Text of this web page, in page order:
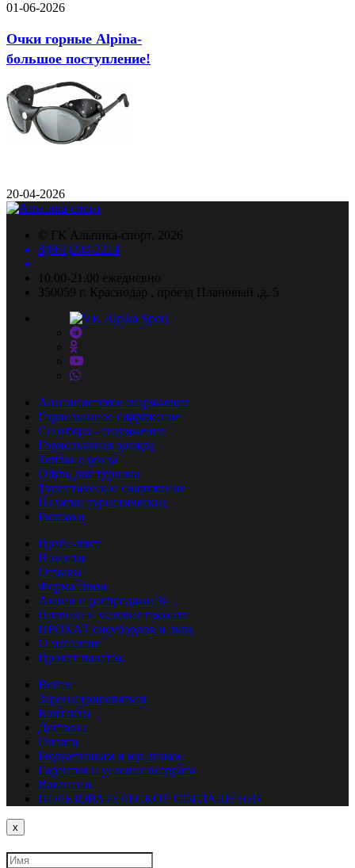
01-06-2026
Очки горные Alpina-
большое поступление!
20-04-2026
© ГК Альпика-спорт, 2026
8(861)204-2214
10.00-21.00 ежедневно
350059 г. Краснодар , проезд Плановый ,д. 5
Альпинистское снаряжение
Горнолыжное снаряжение
Сноуборд - снаряжение
Горнолыжная одежда
Теплая одежда
Обувь для туризма
Туристическое снаряжение
Палатки туристические
Рюкзаки
Прайс-лист
Новости
Отзывы
Форма связи
Акции и распродажи %
Правила и условия проката
ПРОКАТ сноубордов и лыж
О магазине
Прокат палаток
Войти
Зарегистрироваться
Контакты
Доставка
Оплата
Бюджетникам и юр.лицам.
Гарантия и условия возврата
Вакансии.
ПОЛЬЗОВАТЕЛЬСКОЕ СОГЛАШЕНИЕ
x